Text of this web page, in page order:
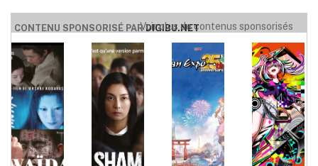
CONTENU SPONSORISÉ PARDIGIBU.NET
Voir plus de contenus sponsorisés